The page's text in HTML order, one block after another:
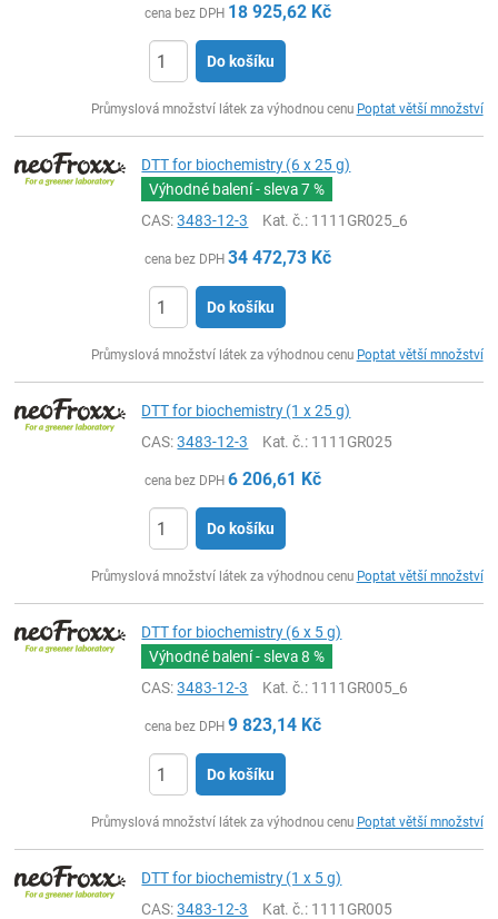
cena bez DPH 18 925,62 Kč
Do košíku
Průmyslová množství látek za výhodnou cenu Poptat větší množství
DTT for biochemistry (6 x 25 g)
Výhodné balení - sleva7 %
CAS:3483-12-3 Kat. č.: 1111GR025_6
cena bez DPH 34 472,73 Kč
Do košíku
Průmyslová množství látek za výhodnou cenu Poptat větší množství
DTT for biochemistry (1 x 25 g)
CAS:3483-12-3 Kat. č.: 1111GR025
cena bez DPH 6 206,61 Kč
Do košíku
Průmyslová množství látek za výhodnou cenu Poptat větší množství
DTT for biochemistry (6 x 5 g)
Výhodné balení - sleva8 %
CAS:3483-12-3 Kat. č.: 1111GR005_6
cena bez DPH 9 823,14 Kč
Do košíku
Průmyslová množství látek za výhodnou cenu Poptat větší množství
DTT for biochemistry (1 x 5 g)
CAS:3483-12-3 Kat. č.: 1111GR005